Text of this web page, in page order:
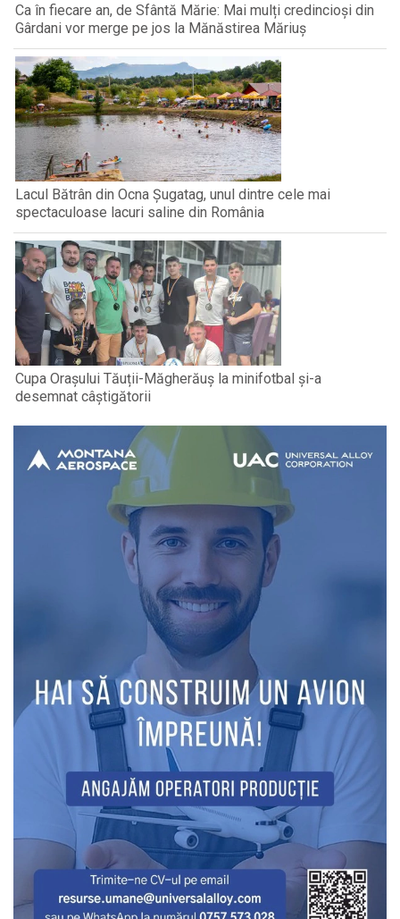
Ca în fiecare an, de Sfântă Mărie: Mai mulți credincioși din
Gârdani vor merge pe jos la Mănăstirea Măriuș
Lacul Bătrân din Ocna Șugatag, unul dintre cele mai
spectaculoase lacuri saline din România
Cupa Orașului Tăuții-Măgherăuș la minifotbal și-a
desemnat câștigătorii